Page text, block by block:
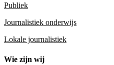
Publiek
Journalistiek onderwijs
Lokale journalistiek
Wie zijn wij